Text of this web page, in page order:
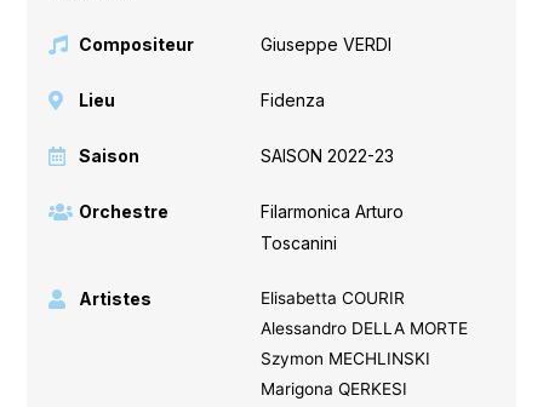
Compositeur Giuseppe VERDI
Lieu Fidenza
Saison SAISON 2022-23
Orchestre
Filarmonica Arturo
Toscanini
Artistes
Elisabetta COURIR
Alessandro DELLA MORTE
Szymon MECHLINSKI
Marigona QERKESI